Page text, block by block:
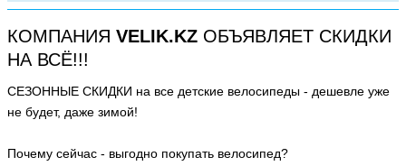
КОМПАНИЯ VELIK.KZ ОБЪЯВЛЯЕТ СКИДКИ
НА ВСЁ!!!
СЕЗОННЫЕ СКИДКИ на все детские велосипеды - дешевле уже
не будет, даже зимой!
Почему сейчас - выгодно покупать велосипед?